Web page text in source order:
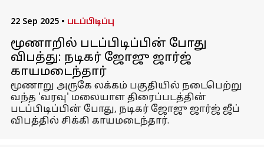
22 Sep 2025 • படப்பிடிப்பு
மூணாறில் படப்பிடிப்பின் போது
விபத்து: நடிகர் ஜோஜு ஜார்ஜ்
காயமடைந்தார்
மூணாறு அருகே லக்கம் பகுதியில் நடைபெற்று
வந்த 'வரவு' மலையாள திரைப்படத்தின்
படப்பிடிப்பின் போது, நடிகர் ஜோஜு ஜார்ஜ் ஜீப்
விபத்தில் சிக்கி காயமடைந்தார்.